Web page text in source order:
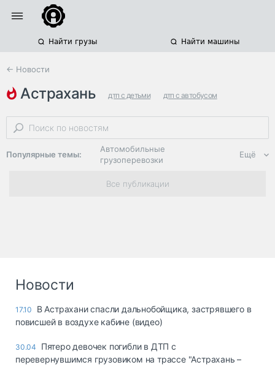
Найти грузы Найти машины
← Новости
астрахань дтп с детьми дтп с автобусом
дтп с погибшими
Популярные темы:
Автомобильные
грузоперевозки
Региональная
логистика
опасные грузы
страхование
Ещё
Все публикации
Новости
17.10
В Астрахани спасли дальнобойщика, застрявшего в
повисшей в воздухе кабине (видео)
30.04
Пятеро девочек погибли в ДТП с
перевернувшимся грузовиком на трассе "Астрахань –